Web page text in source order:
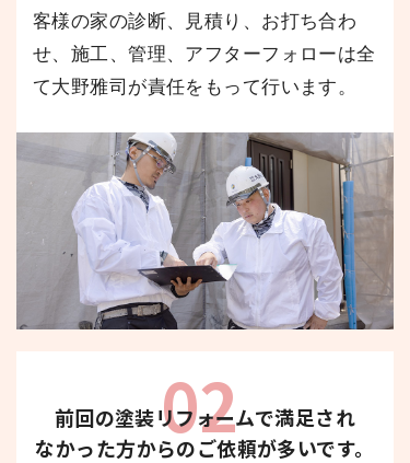
客様の家の診断、見積り、お打ち合わ
せ、施工、管理、アフターフォローは全
て大野雅司が責任をもって行います。
02
前回の塗装リフォームで満足され
なかった方からのご依頼が多いです。